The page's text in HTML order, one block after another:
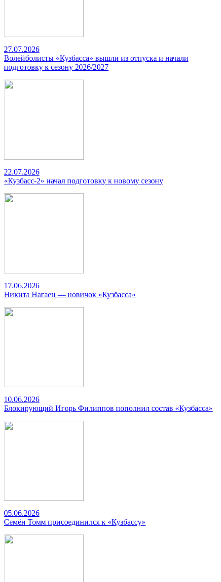
27.07.2026
Волейболисты «Кузбасса» вышли из отпуска и начали
подготовку к сезону 2026/2027
22.07.2026
«Кузбасс-2» начал подготовку к новому сезону
17.06.2026
Никита Нагаец — новичок «Кузбасса»
10.06.2026
Блокирующий Игорь Филиппов пополнил состав «Кузбасса»
05.06.2026
Семён Томм присоединился к «Кузбассу»